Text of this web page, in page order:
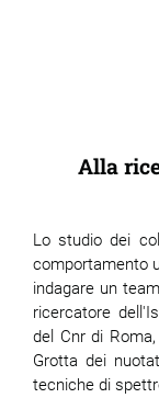
Alla
Lo studio dei
comportamento
indagare un
ricercatore
del Cnr di
Grotta dei
tecniche di